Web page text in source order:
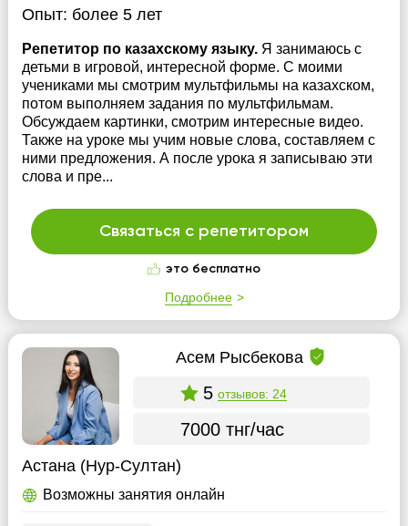
Опыт: более 5 лет
Репетитор по казахскому языку. Я занимаюсь с
детьми в игровой, интересной форме. С моими
учениками мы смотрим мультфильмы на казахском,
потом выполняем задания по мультфильмам.
Обсуждаем картинки, смотрим интересные видео.
Также на уроке мы учим новые слова, составляем с
ними предложения. А после урока я записываю эти
слова и пре...
Связаться с репетитором
это бесплатно
Подробнее
Асем Рысбекова
5 отзывов: 24
7000 тнг/час
Астана (Нур-Султан)
Возможны занятия онлайн